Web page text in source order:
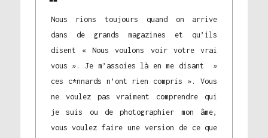
Nous rions toujours quand on arrive
dans de grands magazines et qu’ils
disent « Nous voulons voir votre vrai
vous ». Je m’assoies là en me disant »
ces c*nnards n’ont rien compris ». Vous
ne voulez pas vraiment comprendre qui
je suis ou de photographier mon âme,
vous voulez faire une version de ce que